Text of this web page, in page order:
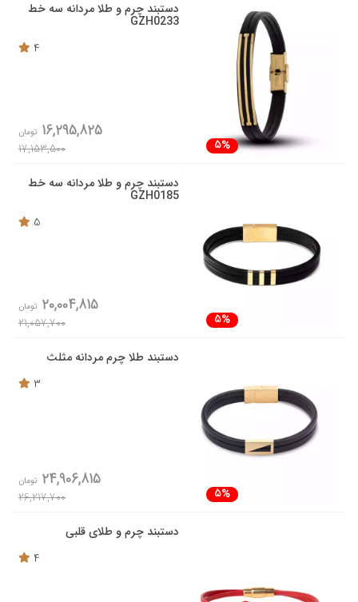
دستبند چرم و طلا مردانه سه خط
GZH0233
4
5%
16,295,825 تومان
17,153,500
دستبند چرم و طلا مردانه سه خط
GZH0185
5
5%
20,004,815 تومان
21,057,700
دستبند طلا چرم مردانه مثلث
3
5%
24,906,815 تومان
26,217,700
دستبند چرم و طلای قلبی
4